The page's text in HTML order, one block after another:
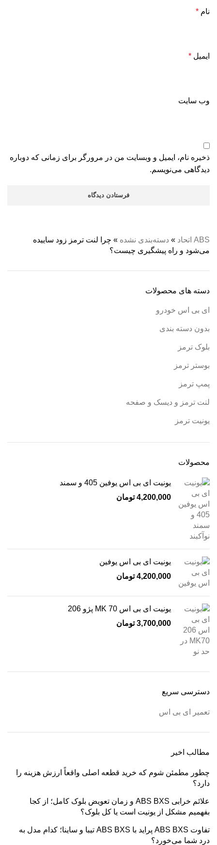
نام *
ایمیل *
وب‌ سایت
ذخیره نام، ایمیل و وبسایت من در مرورگر برای زمانی که دوباره
دیدگاهی می‌نویسم.
ABS اتحاد » دسته‌بندی نشده » چرا لنت ترمز زود ساییده
می‌شود و راه پیشگیری چیست؟
دسته های محصولات
ای بی اس خودرو
بدون دسته بندی
بلوک ترمز
بوستر ترمز
پمپ ترمز
لنت ترمز و دیسک و صفحه
یونیت ترمز
محصولات
یونیت ای بی اس یوفین 405 و سمند
4,200,000 تومان
یونیت ای بی اس یوفین
4,200,000 تومان
یونیت ای بی اس MK 70 پژو 206
3,700,000 تومان
دسترسی سریع
تعمیر ای بی اس
مطالب اخیر
چطور مطمئن شوم که خرید قطعه اصلی واقعاً ارزش هزینه را
دارد؟
علائم خرابی ABS BXS و زمان تعویض بلوک کامل؛ از کجا
بفهمیم مشکل از یونیت است یا کل بلوک؟
تفاوت ABS BXS پراید با ABS BXS تیبا و ساینا؛ کدام مدل به
درد شما می‌خورد؟